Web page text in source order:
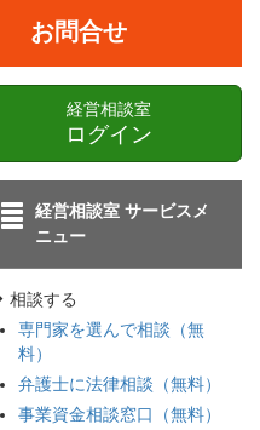
お問合せ
経営相談室
ログイン
経営相談室 サービスメ
ニュー
相談する
専門家を選んで相談（無
料）
弁護士に法律相談（無料）
事業資金相談窓口（無料）